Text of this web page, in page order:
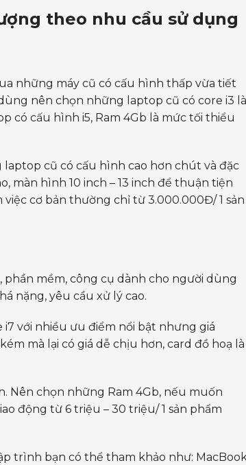
theo nhu cầu sử dụng
những máy cũ có cấu hình thấp vừa tiết
nên chọn những laptop cũ có core i3 là
có cấu hình i5, Ram 4Gb là mức tối thiểu
cũ có cấu hình cao hơn chút và đặc
màn hình 10 inch – 13 inch để thuận tiện
cơ bản thường chỉ từ 3.000.000Đ/ 1 sản
mềm, công cụ dành cho người dùng
nặng, yêu cầu xử lý cao.
i7 với nhiều ưu điểm nổi bật nhưng giá
mà lại có giá dễ chịu hơn, card đồ hoạ là
Nên chọn những Ram 4Gb, nếu muốn
động từ 6 triệu – 30 triệu/ 1 sản phẩm
trình bạn có thể tham khảo như: